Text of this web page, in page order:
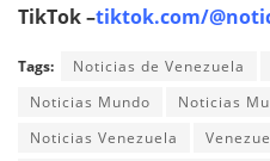
TikTok –tiktok.com/
Tags: Noticias de Venezuela
Noticias Mundo
Noticias
Noticias Venezuela